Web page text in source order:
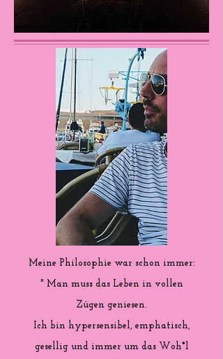
Meine Philosophie war schon immer:
" Man muss das Leben in vollen
Zügen geniesen.
Ich bin hypersensibel, emphatisch,
gesellig und immer um das Woh*l